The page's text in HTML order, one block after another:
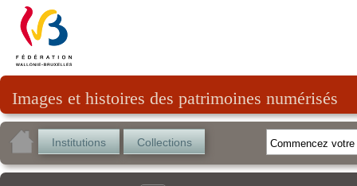
Images et histoires des patrimoines numérisés
Institutions Collections